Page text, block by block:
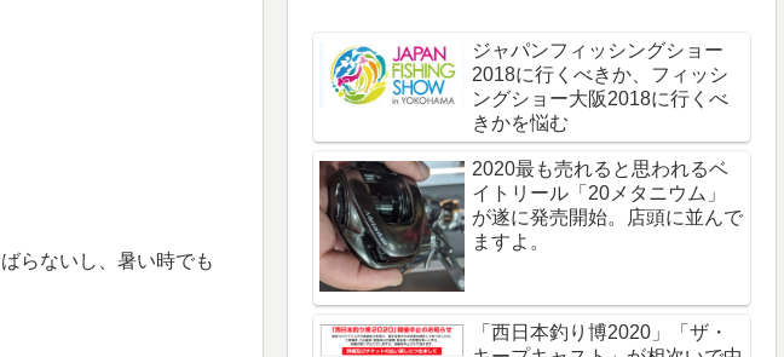
らないし、暑い時でも
ジャパンフィッシングショー
2018に行くべきか、フィッシ
ングショー大阪2018に行くべ
きかを悩む
2020最も売れると思われるベ
イトリール「20メタニウム」
が遂に発売開始。店頭に並んで
ますよ。
「西日本釣り博2020」「ザ・